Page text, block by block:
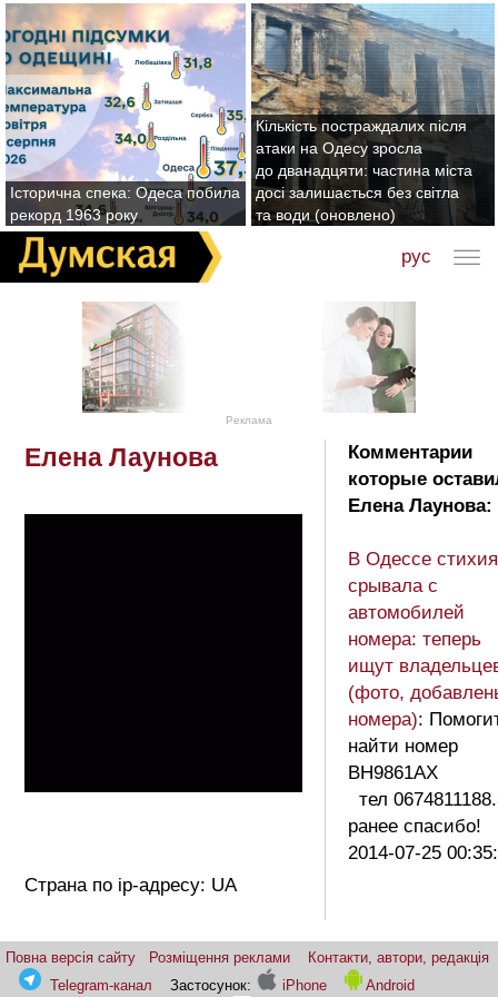
Історична спека: Одеса побила
рекорд 1963 року
Кількість постраждалих після
атаки на Одесу зросла
до дванадцяти: частина міста
досі залишається без світла
та води (оновлено)
рус
Реклама
Елена Лаунова
Страна по ip-адресу: UA
Комментарии
которые
Елена Лаунова:
В Одессе стихия
срывала с
автомобилей
номера: теперь
ищут
(фото,
номера):
найти номер
ВН9861АХ
тел
ранее спасибо!
2014-07-25
Повна версія сайту Розміщення реклами
Контакти, автори, редакція
Telegram-канал
Застосунок: iPhone
Android